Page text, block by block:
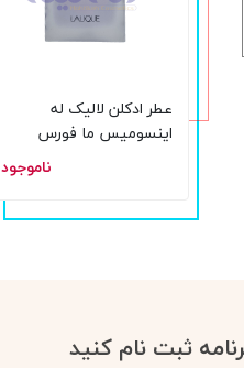
عطر ادکلن لالیک له
اینسومیس ما فورس
L'Insoumis Ma Force
ناموجود
ثبت نام کنید